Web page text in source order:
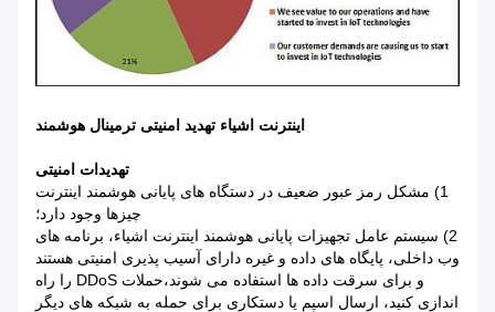
اینترنت اشیاء تهدید امنیتی ترمینال هوشمند
تهدیدات امنیتی
1) مشکل رمز عبور ضعیف در دستگاه های پایانی هوشمند اینترنت
چیزها وجود دارد؛
2) سیستم عامل تجهیزات پایانی هوشمند اینترنت اشیاء، برنامه های
وب داخلی، پایگاه های داده و غیره دارای آسیب پذیری امنیتی هستند
و برای سرقت داده ها استفاده می شوند،حملات DDoS را راه
اندازی کنید، ارسال اسپم یا دستکاری برای حمله به شبکه های دیگر